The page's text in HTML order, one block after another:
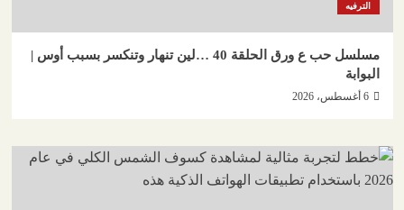
الترفيه
مسلسل حب ع ورق الحلقة 40 …لين تنهار وتنكسر بسبب أوس |
البوابة
6 أغسطس، 2026